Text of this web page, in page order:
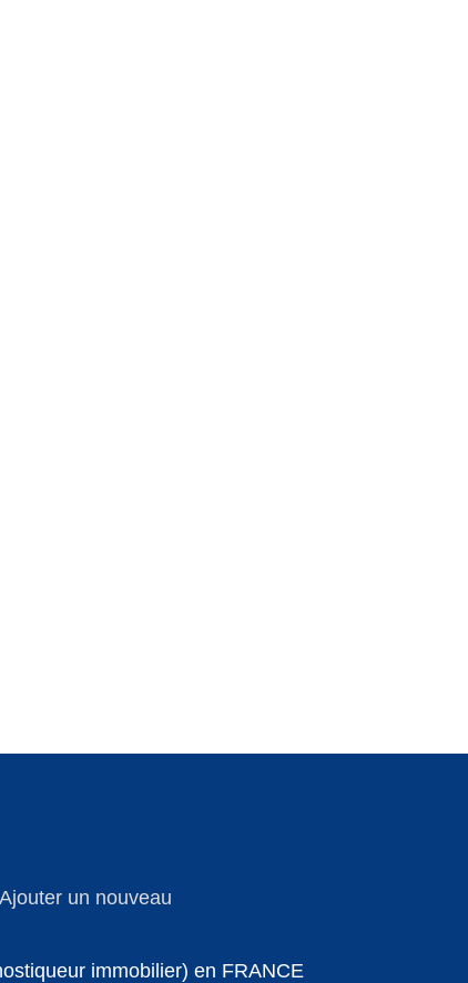
Ajouter un nouveau
immobilier) en FRANCE